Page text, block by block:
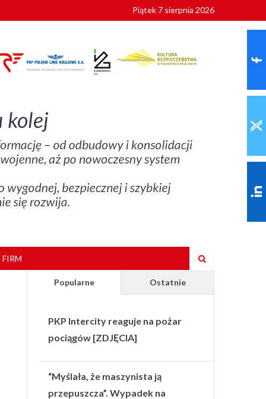
Piątek 7 sierpnia 2026
Popularne Ostatnie
PKP Intercity reaguje na pożar
pociągów [ZDJĘCIA]
“Myślała, że maszynista ją
przepuszcza”. Wypadek na